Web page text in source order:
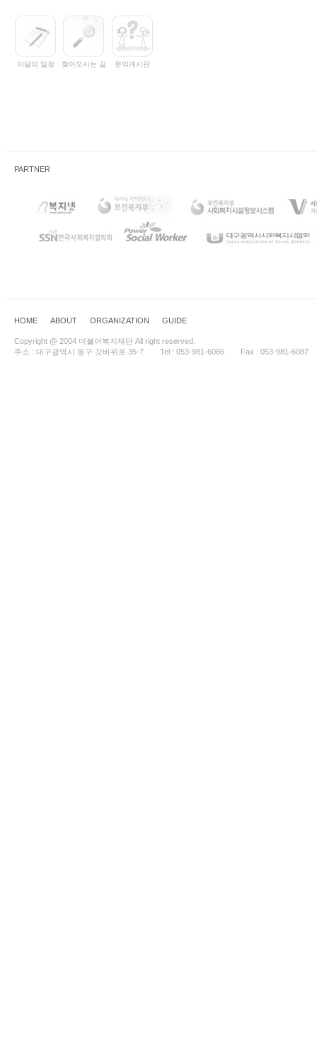
이달의 일정 찾아오시는 길 문의게시판
PARTNER
HOME ABOUT ORGANIZATION GUIDE
Copyright @ 2004 더불어복지재단 All right reserved.
주소 : 대구광역시 동구 갓바위로 35-7
Tel : 053-981-6086 Fax : 053-981-6087